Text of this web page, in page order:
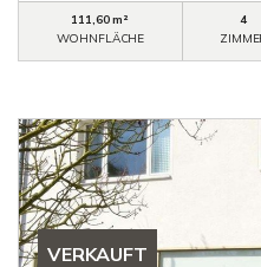
111,60 m²
WOHNFLÄCHE
4
VERKAUFT